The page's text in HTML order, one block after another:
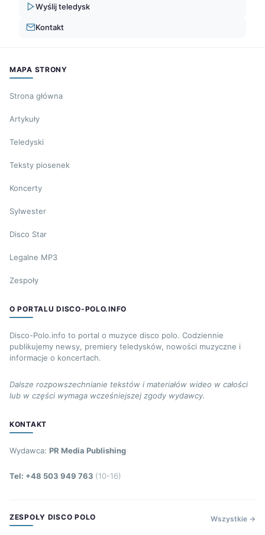
Wyślij teledysk
Kontakt
MAPA STRONY
Strona główna
Artykuły
Teledyski
Teksty piosenek
Koncerty
Sylwester
Disco Star
Legalne MP3
Zespoły
O PORTALU DISCO-POLO.INFO
Disco-Polo.info to portal o muzyce disco polo. Codziennie
publikujemy newsy, premiery teledysków, nowości muzyczne i
informacje o koncertach.
Dalsze rozpowszechnianie tekstów i materiałów wideo w całości
lub w części wymaga wcześniejszej zgody wydawcy.
KONTAKT
Wydawca: PR Media Publishing
Tel: +48 503 949 763 (10-16)
ZESPOŁY DISCO POLO Wszystkie →